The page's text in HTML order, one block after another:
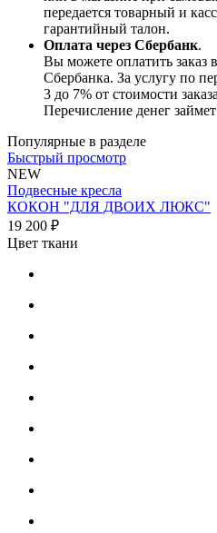
передается товарный и
гарантийный талон.
Оплата через Сбербанк.
Вы можете оплатить заказ
Сбербанка. За услугу по
3 до 7% от стоимости
Перечисление денег
Популярные в разделе
Быстрый просмотр
NEW
Подвесные кресла
КОКОН "ДЛЯ ДВОИХ ЛЮКС"
19 200 ₽
Цвет ткани